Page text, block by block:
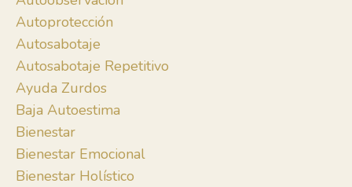
Autoprotección
Autosabotaje
Autosabotaje Repetitivo
Ayuda Zurdos
Baja Autoestima
Bienestar
Bienestar Emocional
Bienestar Holístico